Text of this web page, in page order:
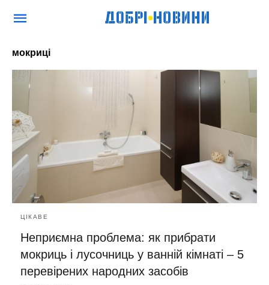
мокриці
ЦІКАВЕ
Неприємна проблема: як прибрати
мокриць і лусочниць у ванній кімнаті – 5
перевірених народних засобів